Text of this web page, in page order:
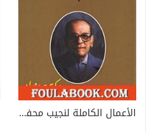
الأعمال الكاملة لنجيب محفوظ 9